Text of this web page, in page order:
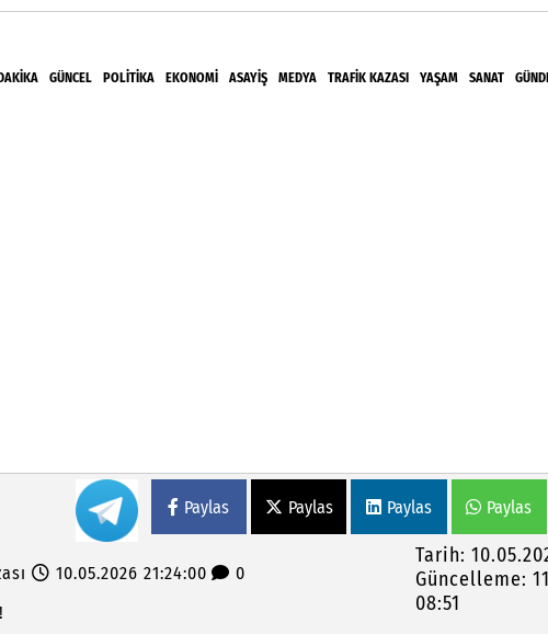
GÜNCEL POLITIKA EKONOMI ASAYIŞ MEDYA TRAFIK KAZASI YAŞAM SANAT
hayattan kopardı
10.05.2026 21:24:00 0
Paylas Paylas Paylas Paylas
Tarih:
Güncelleme:
08:51